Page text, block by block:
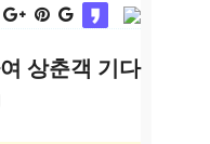
상춘객 기다